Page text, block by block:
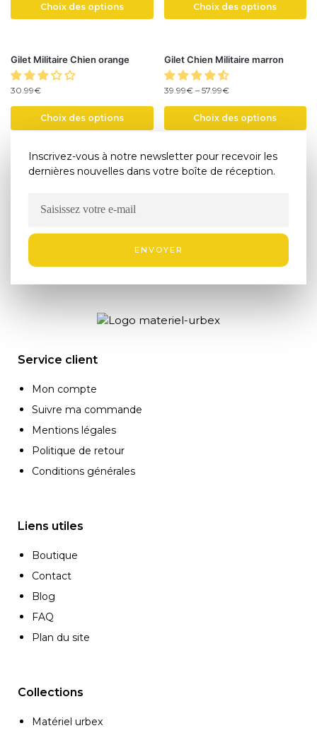
Choix des options Choix des options
Gilet Militaire Chien orange
30.99€
Choix des options
Gilet Chien Militaire marron
39.99€– 57.99€
Choix des options
Showing all 8 results
Inscrivez-vous à notre newsletter pour recevoir les
dernières nouvelles dans votre boîte de réception.
ENVOYER
Service client
Mon compte
Suivre ma commande
Mentions légales
Politique de retour
Conditions générales
Liens utiles
Boutique
Contact
Blog
FAQ
Plan du site
Collections
Matériel urbex